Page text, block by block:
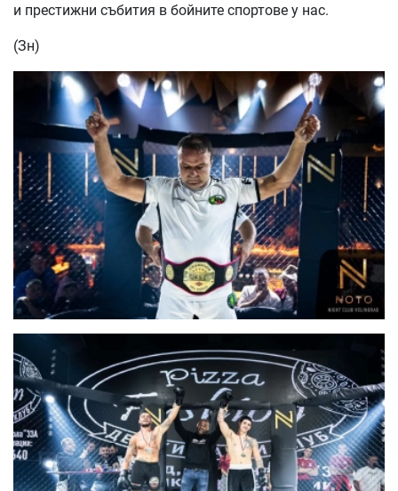
и престижни събития в бойните спортове у нас.
(Зн)